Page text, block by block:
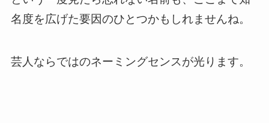
名度を広げた要因のひとつかもしれませんね。
芸人ならではのネーミングセンスが光ります。